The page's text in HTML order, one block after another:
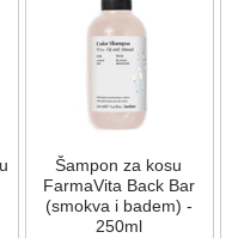
Šampon za kosu
FarmaVita Back Bar
(smokva i badem) -
250ml